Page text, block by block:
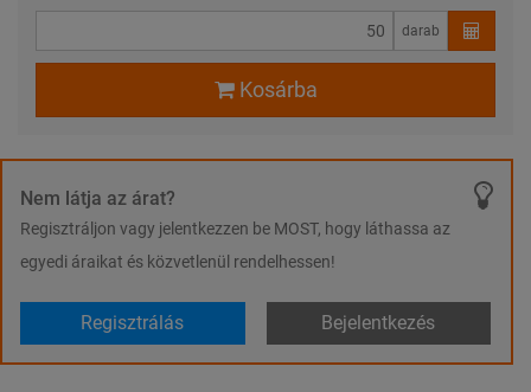
darab
Kosárba
Nem látja az árat?
Regisztráljon vagy jelentkezzen be MOST, hogy láthassa az
egyedi áraikat és közvetlenül rendelhessen!
Regisztrálás Bejelentkezés